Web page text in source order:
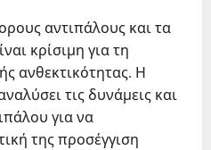
αντιπάλους και τα
κρίσιμη για τη
ανθεκτικότητας. Η
τις δυνάμεις και
για να
της προσέγγιση